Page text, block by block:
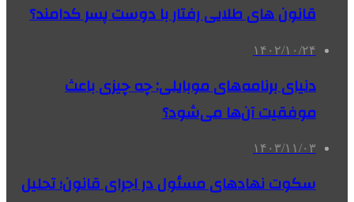
قانون های طلایی رفتار با دوست پسر کدامند؟
۱۴۰۲/۱۰/۲۴
دنیای برنامه‌های موبایلی: چه چیزی باعث
موفقیت آن‌ها می‌شود؟
۱۴۰۳/۱۱/۰۳
سکوت نهادهای مسئول در اجرای قانون؛ تحلیل